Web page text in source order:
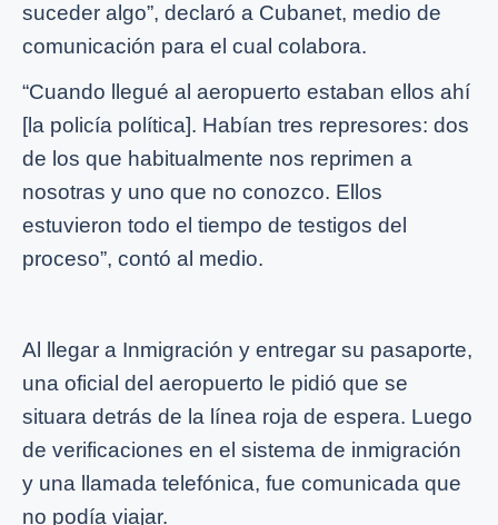
suceder algo”, declaró a Cubanet, medio de
comunicación para el cual colabora.
“Cuando llegué al aeropuerto estaban ellos ahí
[la policía política]. Habían tres represores: dos
de los que habitualmente nos reprimen a
nosotras y uno que no conozco. Ellos
estuvieron todo el tiempo de testigos del
proceso”, contó al medio.
Al llegar a Inmigración y entregar su pasaporte,
una oficial del aeropuerto le pidió que se
situara detrás de la línea roja de espera. Luego
de verificaciones en el sistema de inmigración
y una llamada telefónica, fue comunicada que
no podía viajar.